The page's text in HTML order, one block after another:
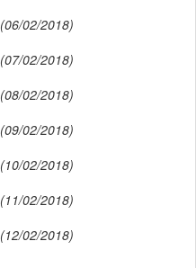
(06/02/2018)
(07/02/2018)
(08/02/2018)
(09/02/2018)
(10/02/2018)
(11/02/2018)
(12/02/2018)